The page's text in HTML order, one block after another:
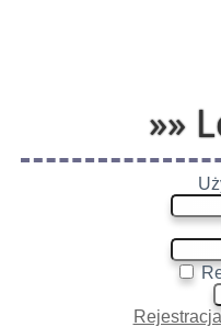
»»
Rejestracja